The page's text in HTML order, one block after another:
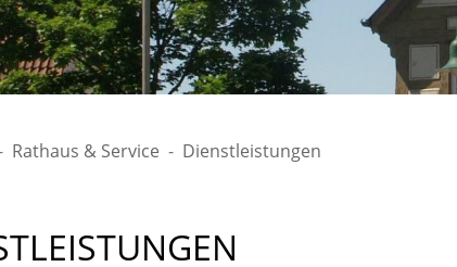
Rathaus & Service Dienstleistungen